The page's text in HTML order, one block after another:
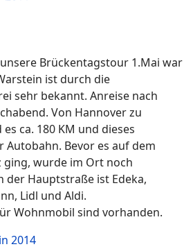
Brückentagstour 1.Mai war
ist durch die
sehr bekannt. Anreise nach
Von Hannover zu
ca. 180 KM und dieses
Autobahn. Bevor es auf dem
wurde im Ort noch
der Hauptstraße ist Edeka,
Lidl und Aldi.
Wohnmobil sind vorhanden.
2014